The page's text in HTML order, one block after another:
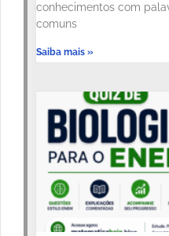
conhecimentos com
comuns
Saiba mais »